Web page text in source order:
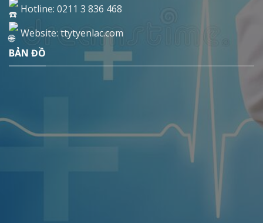
Hotline: 0211 3 836 468
Website: ttytyenlac.com
BẢN ĐỒ